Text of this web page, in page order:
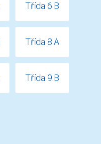
Třída 6.B
Třída 8.A
Třída 9.B